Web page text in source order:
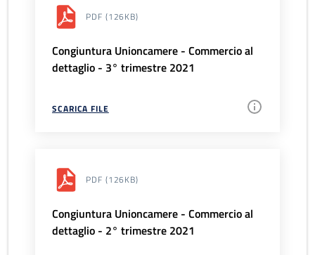
PDF (126KB)
Congiuntura Unioncamere - Commercio al
dettaglio - 3° trimestre 2021
SCARICA FILE
PDF (126KB)
Congiuntura Unioncamere - Commercio al
dettaglio - 2° trimestre 2021